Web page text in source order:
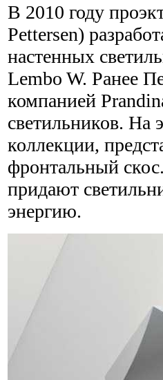
В 2010 году
Pettersen)
настенных
Lembo W. Ранее
компанией
светильников. На
коллекции,
фронтальный
придают
энергию.